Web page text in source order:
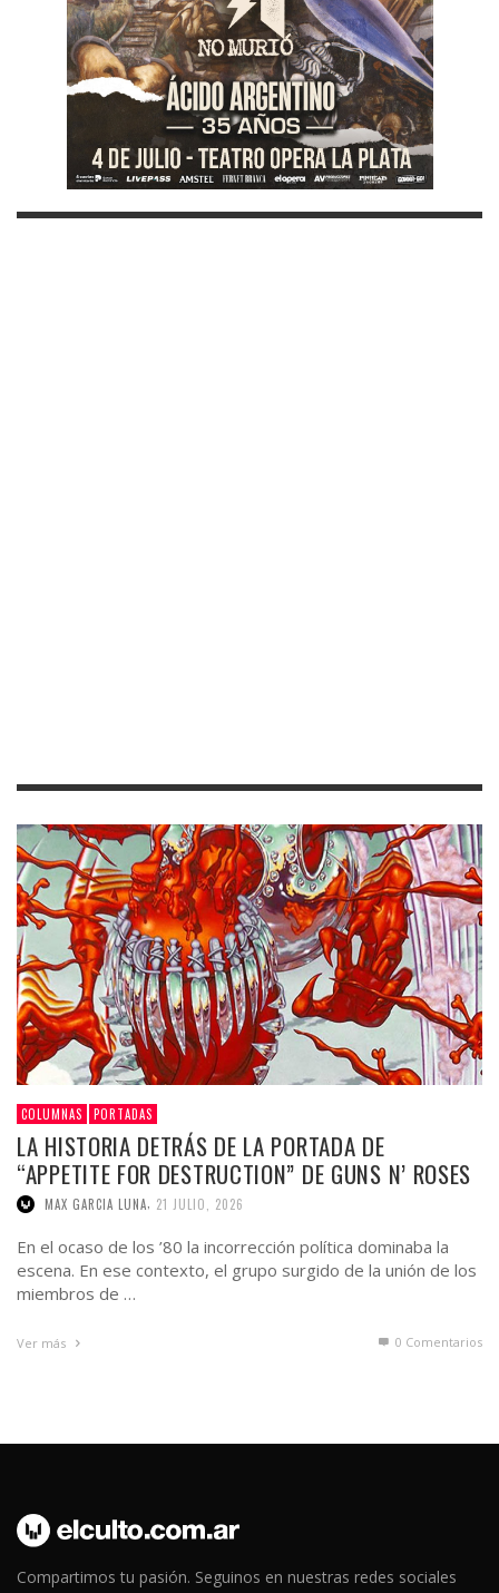
COLUMNAS PORTADAS
LA HISTORIA DETRÁS DE LA PORTADA DE
“APPETITE FOR DESTRUCTION” DE GUNS N’ ROSES
MAX GARCIA LUNA,
En el ocaso de los ’80 la incorrección política dominaba la
escena. En ese contexto, el grupo surgido de la unión de los
miembros de …
Ver más 0 Comentarios
para estar al tanto de toda la actualidad de la escena. Unite a El
Culto!.